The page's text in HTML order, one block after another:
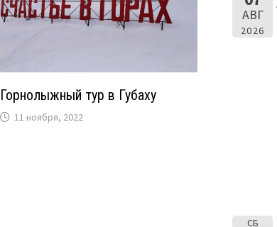
Горнолыжный тур в Губаху
11 ноября, 2022
АВГ
2026
СБ